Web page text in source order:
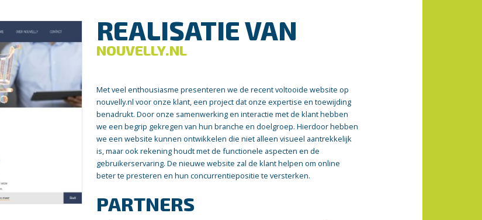
REALISATIE VAN
NOUVELLY.NL
Met veel enthousiasme presenteren we de recent voltooide website op
nouvelly.nl voor onze klant, een project dat onze expertise en toewijding
benadrukt. Door onze samenwerking en interactie met de klant hebben
we een begrip gekregen van hun branche en doelgroep. Hierdoor hebben
we een website kunnen ontwikkelen die niet alleen visueel aantrekkelijk
is, maar ook rekening houdt met de functionele aspecten en de
gebruikerservaring. De nieuwe website zal de klant helpen om online
beter te presteren en hun concurrentiepositie te versterken.
PARTNERS